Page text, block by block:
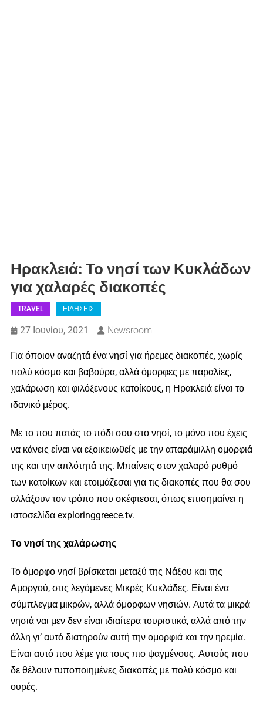
Ηρακλειά: Το νησί των Κυκλάδων
για χαλαρές διακοπές
TRAVEL ΕΙΔΗΣΕΙΣ
27 Ιουνίου, 2021 Newsroom
Για όποιον αναζητά ένα νησί για ήρεμες διακοπές, χωρίς
πολύ κόσμο και βαβούρα, αλλά όμορφες με παραλίες,
χαλάρωση και φιλόξενους κατοίκους, η Ηρακλειά είναι το
ιδανικό μέρος.
Με το που πατάς το πόδι σου στο νησί, το μόνο που έχεις
να κάνεις είναι να εξοικειωθείς με την απαράμιλλη ομορφιά
της και την απλότητά της. Μπαίνεις στον χαλαρό ρυθμό
των κατοίκων και ετοιμάζεσαι για τις διακοπές που θα σου
αλλάξουν τον τρόπο που σκέφτεσαι, όπως επισημαίνει η
ιστοσελίδα exploringgreece.tv.
Το νησί της χαλάρωσης
Το όμορφο νησί βρίσκεται μεταξύ της Νάξου και της
Αμοργού, στις λεγόμενες Μικρές Κυκλάδες. Είναι ένα
σύμπλεγμα μικρών, αλλά όμορφων νησιών. Αυτά τα μικρά
νησιά ναι μεν δεν είναι ιδιαίτερα τουριστικά, αλλά από την
άλλη γι’ αυτό διατηρούν αυτή την ομορφιά και την ηρεμία.
Είναι αυτό που λέμε για τους πιο ψαγμένους. Αυτούς που
δε θέλουν τυποποιημένες διακοπές με πολύ κόσμο και
ουρές.